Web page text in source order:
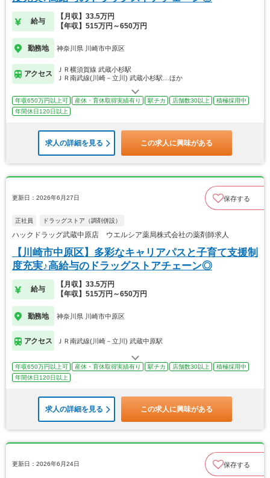
給与
【月収】33.5万円
【年収】515万円～650万円
勤務地 神奈川県 川崎市中原区
アクセス
ＪＲ横須賀線 武蔵小杉駅
ＪＲ南武線(川崎－立川) 武蔵小杉駅…ほか
年収650万円以上可 産休・育休取得実績有り 駅チカ 店舗数30以上
積極採用中
年間休日120日以上
求人の詳細を見る この求人に興味がある
更新日：2026年6月27日 保存する
正社員 ドラッグストア（調剤併設）
ハックドラッグ武蔵中原店 ウエルシア薬局株式会社の薬剤師求人
【川崎市中原区】多彩なキャリアパスと子育て支援制
度充実♪高給与のドラッグストアチェーン◎
給与
【月収】33.5万円
【年収】515万円～650万円
勤務地 神奈川県 川崎市中原区
アクセス ＪＲ南武線(川崎－立川) 武蔵中原駅
年収650万円以上可 産休・育休取得実績有り 駅チカ 店舗数30以上
積極採用中
年間休日120日以上
求人の詳細を見る この求人に興味がある
更新日：2026年6月24日 保存する